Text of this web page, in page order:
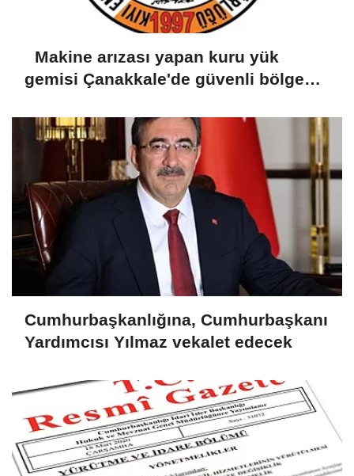
Makine arızası yapan kuru yük
gemisi Çanakkale'de güvenli bölgeye
Cumhurbaşkanlığına, Cumhurbaşkanı
Yardımcısı Yılmaz vekalet edecek